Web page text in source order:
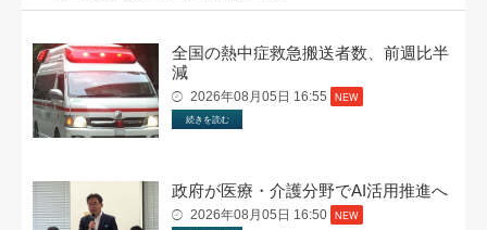
全国の熱中症救急搬送者数、前週比半
減
2026年08月05日 16:55 NEW
続きを読む
政府が医療・介護分野でAI活用推進へ
2026年08月05日 16:50 NEW